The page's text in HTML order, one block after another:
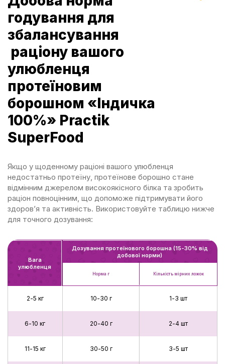
годування для
збалансування
раціону вашого
улюбленця
протеїновим
борошном «Індичка
100%» Practik
SuperFood
Якщо у щоденному раціоні вашого улюбленця
недостатньо протеїну, протеїнове борошно стане
відмінним джерелом високоякісного білка та зробить
раціон повноцінним, що допоможе підтримувати його
здоров’я та активність. Використовуйте таблицю нижче
для точного дозування:
Вага
улюбленця
2-5 кг
6-10 кг
11-15 кг
Дозування протеїнового борошна (15-30% від
добової норми)
Норма г Кількість мірних ложок
10-30 г
20-40 г
30-50 г
1-3 шт
2-4 шт
3-5 шт